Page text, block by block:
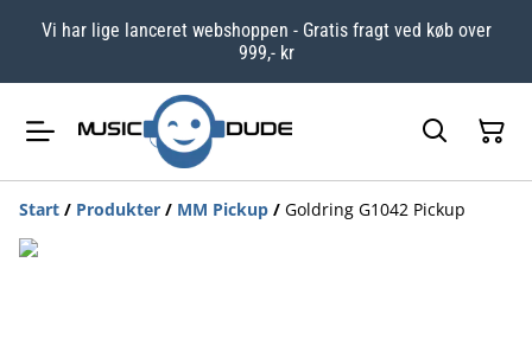
Vi har lige lanceret webshoppen - Gratis fragt ved køb over
999,- kr
Start / Produkter / MM Pickup / Goldring G1042 Pickup